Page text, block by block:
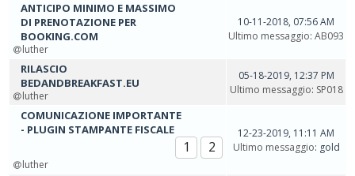
ANTICIPO MINIMO E MASSIMO
DI PRENOTAZIONE PER
BOOKING.COM
luther
10-11-2018, 07:56 AM
Ultimo messaggio: AB093
RILASCIO
BEDANDBREAKFAST.EU
luther
05-18-2019, 12:37 PM
Ultimo messaggio: SP018
COMUNICAZIONE IMPORTANTE
- PLUGIN STAMPANTE FISCALE
1 2
luther
12-23-2019, 11:11 AM
Ultimo messaggio: gold